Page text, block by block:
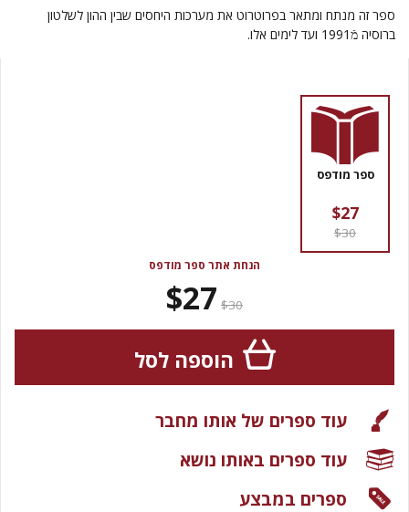
ספר זה מנתח ומתאר בפרוטרוט את מערכות היחסים שבין ההון לשלטון
ברוסיה מֿ1991 ועד לימים אלו.
ספר מודפס
$27
$30
הנחת אתר ספר מודפס
$30
$27
הוספה לסל
עוד ספרים של אותו מחבר
עוד ספרים באותו נושא
ספרים במבצע